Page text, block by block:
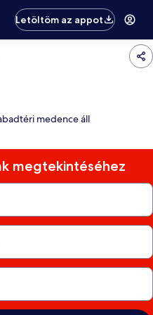
Letöltöm az appot
medence áll
megtekintéséhez